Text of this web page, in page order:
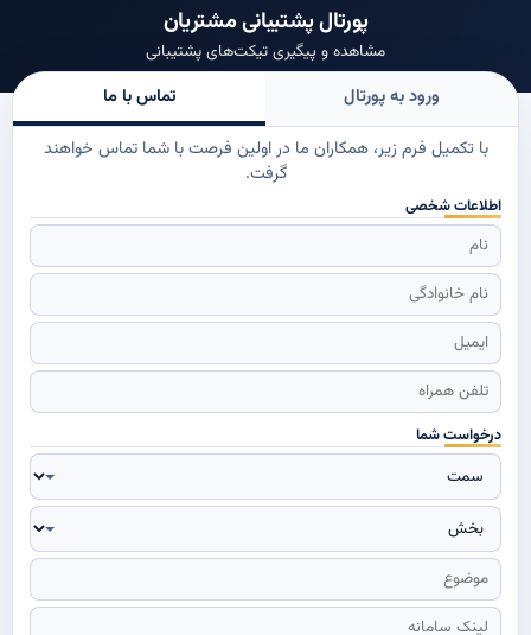
پورتال پشتیبانی مشتریان
مشاهده و پیگیری تیکت‌های پشتیبانی
ورود به پورتال
تماس با ما
با تکمیل فرم زیر، همکاران ما در اولین فرصت با شما تماس خواهند
گرفت.
اطلاعات شخصی
درخواست شما